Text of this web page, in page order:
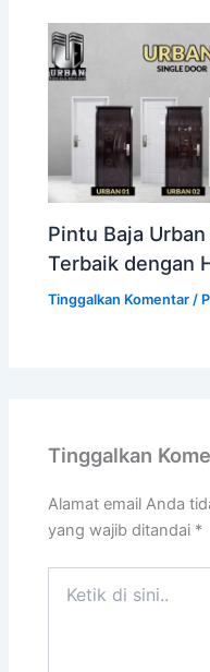
Pintu Baja
Terbaik dengan
Tinggalkan Komentar /
Tinggalkan
Alamat email Anda
yang wajib ditandai *